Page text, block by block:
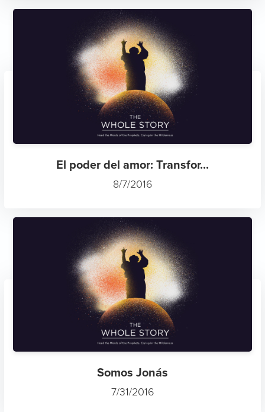
El poder del amor: Transfor...
8/7/2016
Somos Jonás
7/31/2016